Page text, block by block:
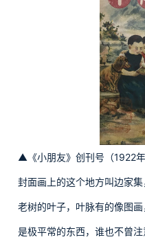
▲《小朋友》创刊号（1922年
封面画上的这个地方叫边家
老树的叶子，叶脉有的像图
是极平常的东西，谁也不曾